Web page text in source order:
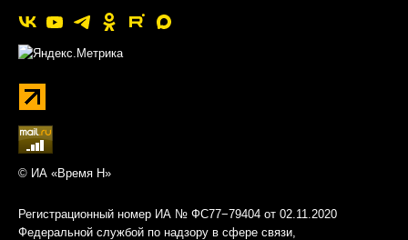
© ИА «Время Н»
Регистрационный номер ИА № ФС77−79404 от 02.11.2020
Федеральной службой по надзору в сфере связи,